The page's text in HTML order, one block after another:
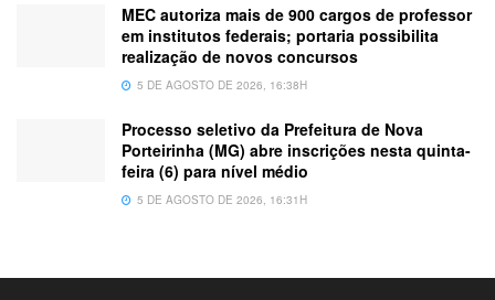
MEC autoriza mais de 900 cargos de professor
em institutos federais; portaria possibilita
realização de novos concursos
5 DE AGOSTO DE 2026, 16:38H
Processo seletivo da Prefeitura de Nova
Porteirinha (MG) abre inscrições nesta quinta-
feira (6) para nível médio
5 DE AGOSTO DE 2026, 16:31H